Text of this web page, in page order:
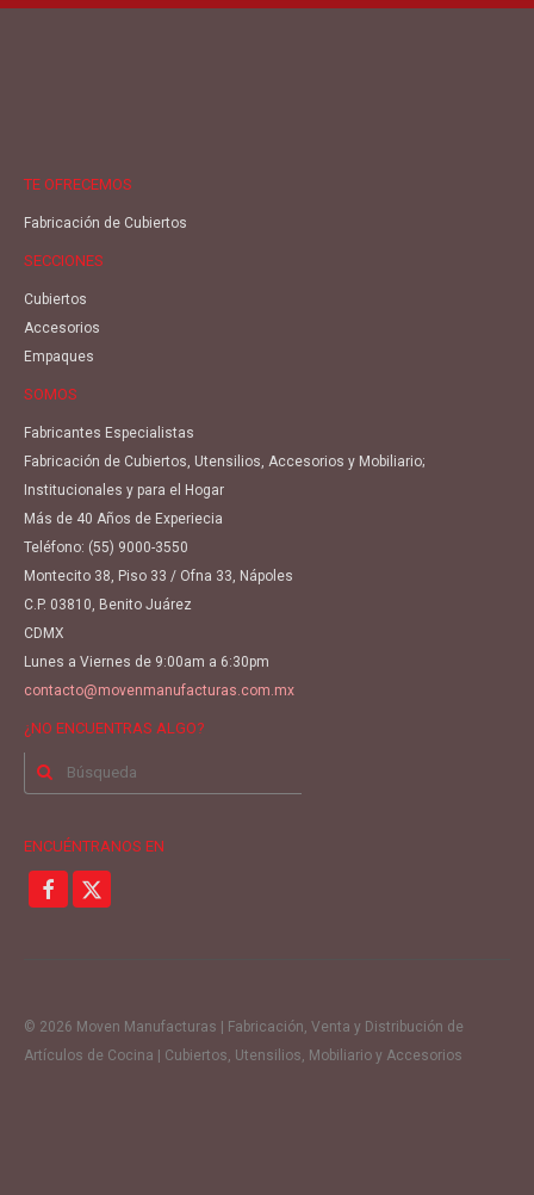
TE OFRECEMOS
Fabricación de Cubiertos
SECCIONES
Cubiertos
Accesorios
Empaques
SOMOS
Fabricantes Especialistas
Fabricación de Cubiertos, Utensilios, Accesorios y Mobiliario;
Institucionales y para el Hogar
Más de 40 Años de Experiecia
Teléfono: (55) 9000-3550
Montecito 38, Piso 33 / Ofna 33, Nápoles
C.P. 03810, Benito Juárez
CDMX
Lunes a Viernes de 9:00am a 6:30pm
contacto@movenmanufacturas.com.mx
¿NO ENCUENTRAS ALGO?
Buscar
ENCUÉNTRANOS EN
© 2026 Moven Manufacturas | Fabricación, Venta y Distribución de
Artículos de Cocina | Cubiertos, Utensilios, Mobiliario y Accesorios